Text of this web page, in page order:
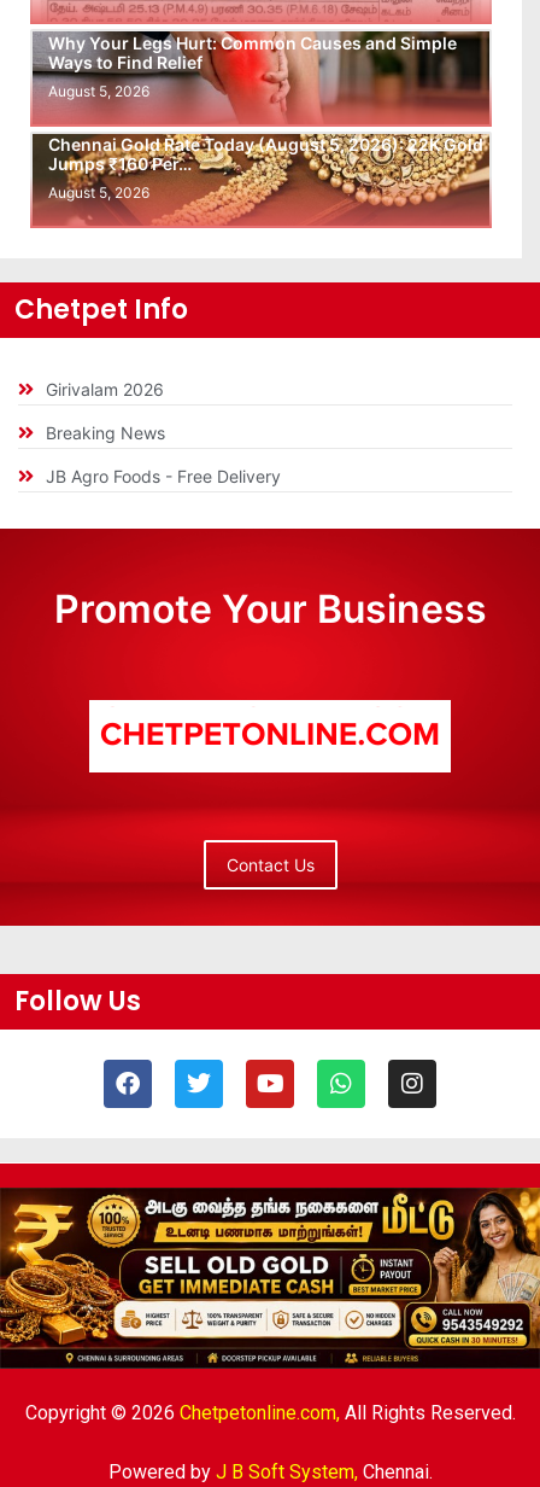
Why Your Legs Hurt: Common Causes and Simple
Ways to Find Relief
August 5, 2026
Chennai Gold Rate Today (August 5, 2026): 22K Gold
Jumps ₹160 Per…
August 5, 2026
Chetpet Info
Girivalam 2026
Breaking News
JB Agro Foods - Free Delivery
Promote Your Business
Contact Us
Follow Us
Copyright © 2026 Chetpetonline.com,All Rights Reserved.
Powered by J B Soft System,Chennai.